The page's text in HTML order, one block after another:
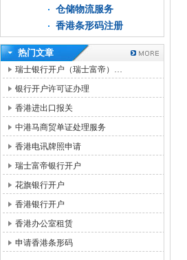
仓储物流服务
香港条形码注册
热门文章
瑞士银行开户（瑞士富帝）…
银行开户许可证办理
香港进出口报关
中港马商贸单证处理服务
香港电讯牌照申请
瑞士富帝银行开户
花旗银行开户
香港银行开户
香港办公室租赁
申请香港条形码